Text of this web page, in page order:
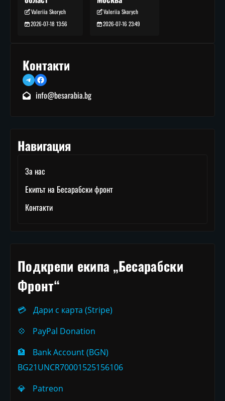
Valeriia Skorych
2026-07-18 13:56
Valeriia Skorych
2026-07-16 23:49
Контакти
TelegramFacebook
info@besarabia.bg
Навигация
За нас
Екипът на Бесарабски фронт
Контакти
Подкрепи екипа „Бесарабски
Фронт“
💳
Дари с карта (Stripe)
💠
PayPal Donation
🏦
Bank Account (BGN)
BG21UNCR70001525156106
💎
Patreon